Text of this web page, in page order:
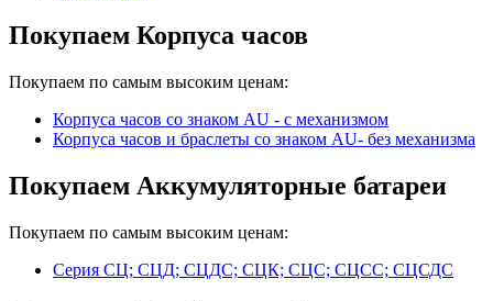
Покупаем Корпуса часов
Покупаем по самым высоким ценам:
Корпуса часов cо знаком AU - с механизмом
Корпуса часов и браслеты со знаком AU- без механизма
Покупаем Аккумуляторные батареи
Покупаем по самым высоким ценам:
Серия СЦ; СЦД; СЦДС; СЦК; СЦС; СЦСС; СЦСДС